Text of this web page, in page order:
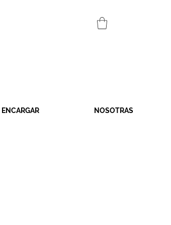
ENCARGAR NOSOTRAS